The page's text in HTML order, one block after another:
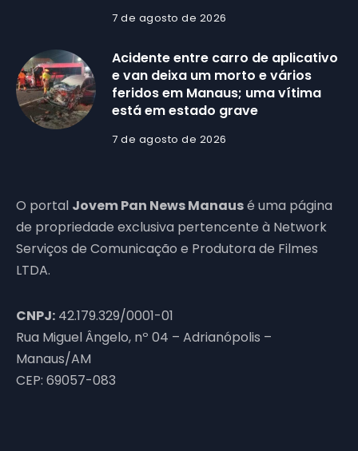
7 de agosto de 2026
Acidente entre carro de aplicativo
e van deixa um morto e vários
feridos em Manaus; uma vítima
está em estado grave
7 de agosto de 2026
O portal Jovem Pan News Manausé uma página
de propriedade exclusiva pertencente à Network
Serviços de Comunicação e Produtora de Filmes
LTDA.
CNPJ: 42.179.329/0001-01
Rua Miguel Ângelo, nº 04 – Adrianópolis –
Manaus/AM
CEP: 69057-083